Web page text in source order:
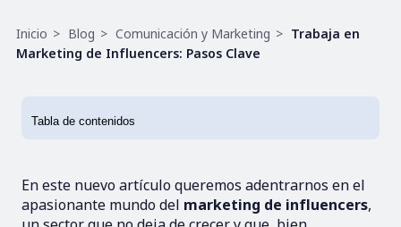
Ruta
de
Inicio Blog Comunicación y Marketing
Trabaja en
Marketing de Influencers: Pasos Clave
En este nuevo artículo queremos adentrarnos en el
apasionante mundo del marketing de influencers,